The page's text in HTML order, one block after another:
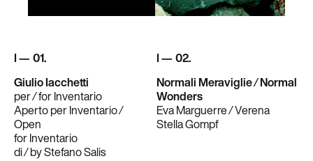
I — 01.
Giulio Iacchetti
per ⁄ for Inventario
Aperto per Inventario ⁄
Open
for Inventario
di ⁄ by Stefano Salis
I — 02.
Normali Meraviglie ⁄ Normal
Wonders
Eva Marguerre ⁄ Verena
Stella Gompf